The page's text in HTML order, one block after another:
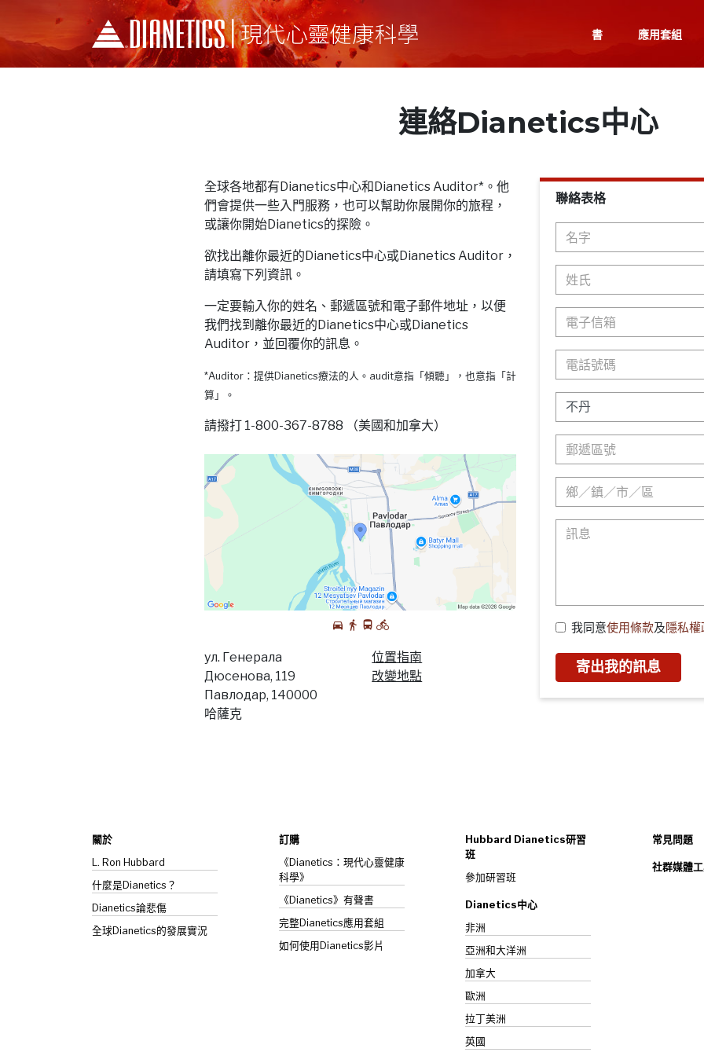
書 應用套組
連絡Dianetics中心
全球各地都有Dianetics中心和Dianetics Auditor*。他
們會提供一些入門服務，也可以幫助你展開你的旅程，
或讓你開始Dianetics的探險。
欲找出離你最近的Dianetics中心或Dianetics Auditor，
請填寫下列資訊。
一定要輸入你的姓名、郵遞區號和電子郵件地址，以便
我們找到離你最近的Dianetics中心或Dianetics
Auditor，並回覆你的訊息。
*Auditor：提供Dianetics療法的人。audit意指「傾聽」，也意指「計
算」。
請撥打 1-800-367-8788 （美國和加拿大）
ул. Генерала
Дюсенова, 119
Павлодар, 140000
哈薩克
位置指南
改變地點
聯絡表格
我同意使用條款及隱私權
寄出我的訊息
關於
L. Ron Hubbard
什麼是Dianetics？
Dianetics論悲傷
全球Dianetics的發展實況
訂購
《Dianetics：現代心靈健康
科學》
《Dianetics》有聲書
完整Dianetics應用套組
如何使用Dianetics影片
Hubbard Dianetics研習
班
參加研習班
Dianetics中心
非洲
亞洲和大洋洲
加拿大
歐洲
拉丁美洲
英國
常見問題
社群媒體